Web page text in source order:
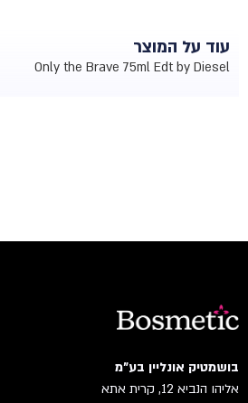
עוד על המוצר
Only the Brave 75ml Edt by Diesel
בושמטיק אונליין בע"מ
אליהו הנביא 12, קרית אתא